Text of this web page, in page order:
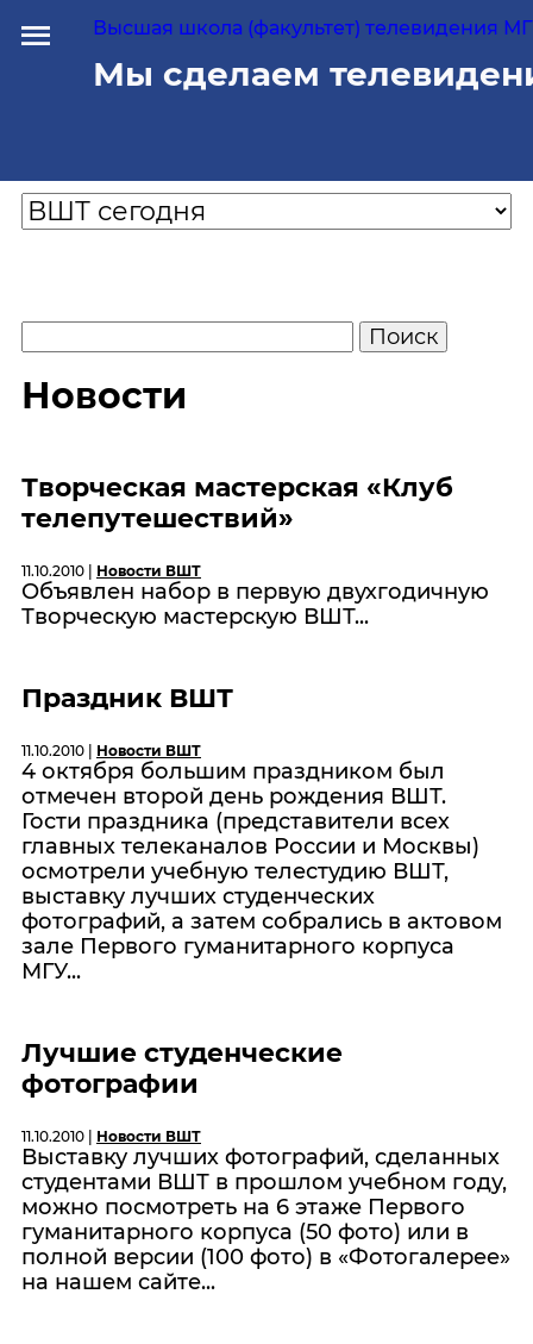
Высшая школа (факультет) телевидения
Мы сделаем
Новости
Творческая мастерская «Клуб
телепутешествий»
11.10.2010 | Новости ВШТ
Объявлен набор в первую двухгодичную
Творческую мастерскую ВШТ...
Праздник ВШТ
11.10.2010 | Новости ВШТ
4 октября большим праздником был
отмечен второй день рождения ВШТ.
Гости праздника (представители всех
главных телеканалов России и Москвы)
осмотрели учебную телестудию ВШТ,
выставку лучших студенческих
фотографий, а затем собрались в актовом
зале Первого гуманитарного корпуса
МГУ...
Лучшие студенческие
фотографии
11.10.2010 | Новости ВШТ
Выставку лучших фотографий, сделанных
студентами ВШТ в прошлом учебном году,
можно посмотреть на 6 этаже Первого
гуманитарного корпуса (50 фото) или в
полной версии (100 фото) в «Фотогалерее»
на нашем сайте...